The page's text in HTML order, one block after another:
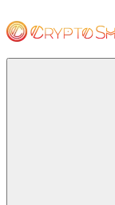
al
contenido